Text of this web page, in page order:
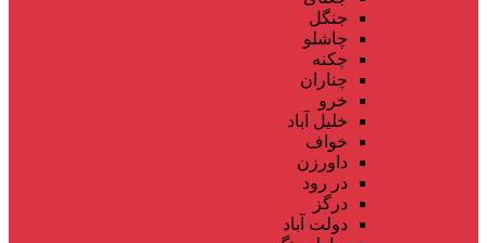
جنگل
چاشلو
چکنه
چناران
خرو
خلیل آباد
خواف
داورزن
در رود
درگز
دولت آباد